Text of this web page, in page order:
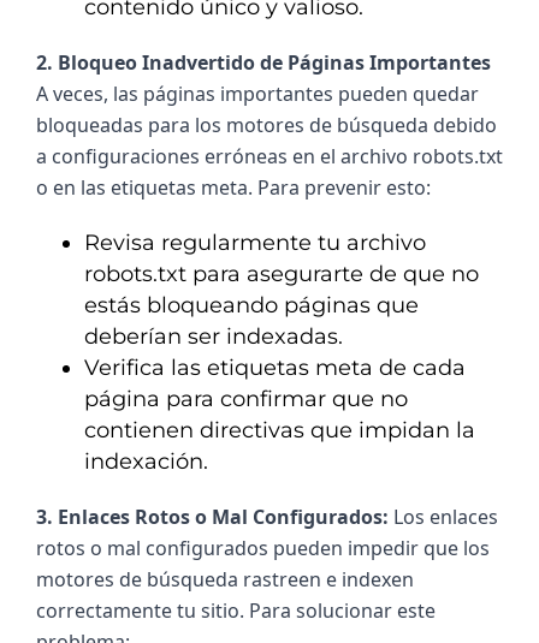
contenido único y valioso.
A veces, las páginas importantes pueden quedar
bloqueadas para los motores de búsqueda debido
a configuraciones erróneas en el archivo robots.txt
o en las etiquetas meta. Para prevenir esto:
Revisa regularmente tu archivo
robots.txt para asegurarte de que no
estás bloqueando páginas que
deberían ser indexadas.
Verifica las etiquetas meta de cada
página para confirmar que no
contienen directivas que impidan la
indexación.
3. Enlaces Rotos o Mal Configurados: Los enlaces
rotos o mal configurados pueden impedir que los
motores de búsqueda rastreen e indexen
correctamente tu sitio. Para solucionar este